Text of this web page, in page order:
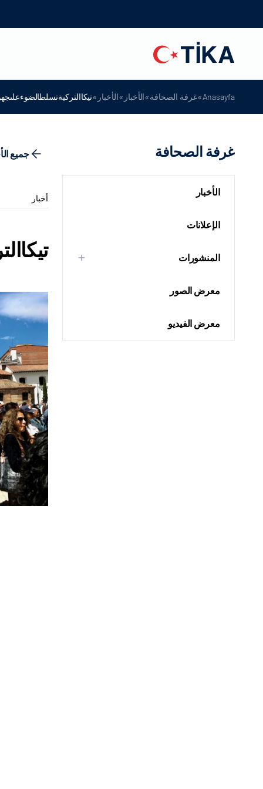
Anasayfa
»غرفة الصحافة»الأخبار »الأخبار »
غرفة الصحافة
الأخبار
الإعلانات
المنشورات
معرض الصور
معرض الفيديو
جميع
أخبار